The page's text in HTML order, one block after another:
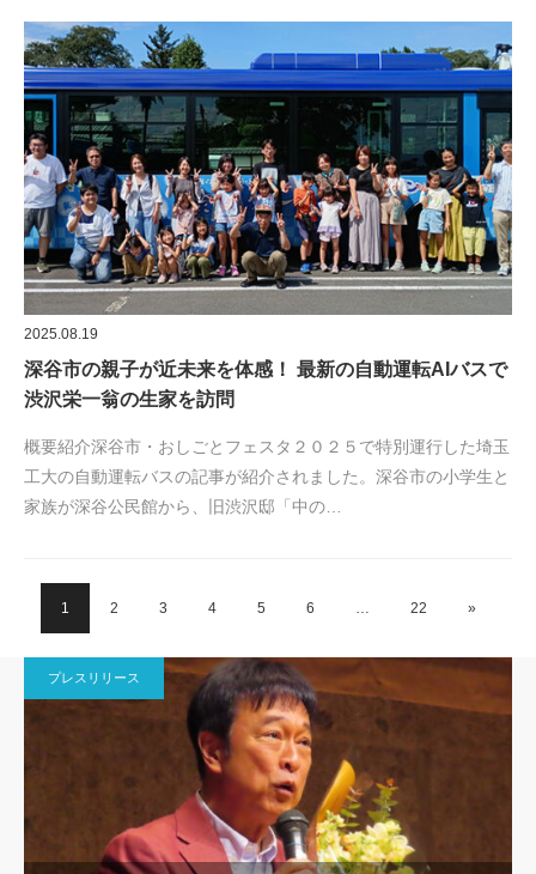
2025.08.19
深谷市の親子が近未来を体感！ 最新の自動運転AIバスで
渋沢栄一翁の生家を訪問
概要紹介深谷市・おしごとフェスタ２０２５で特別運行した埼玉
工大の自動運転バスの記事が紹介されました。深谷市の小学生と
家族が深谷公民館から、旧渋沢邸「中の…
1 2 3 4 5 6 … 22 »
プレスリリース